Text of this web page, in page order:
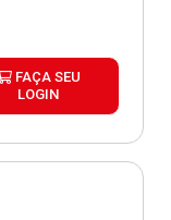
FAÇA SEU
LOGIN